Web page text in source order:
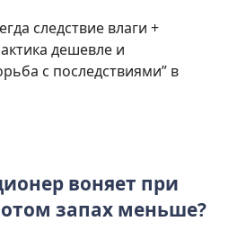
следствие влаги +
дешевле и
с последствиями” в
воняет при
запах меньше?